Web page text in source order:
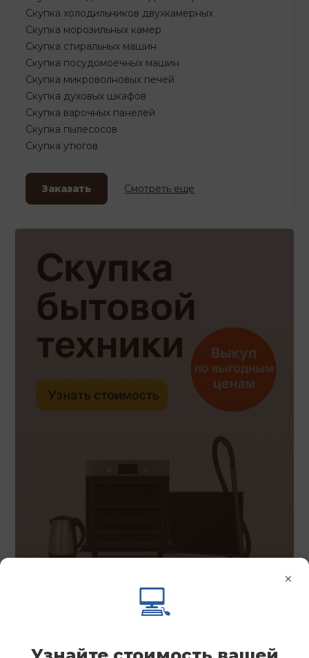
Скупка холодильников двухкамерных
Скупка морозильных камер
Скупка стиральных машин
Скупка посудомоечных машин
Скупка микроволновых печей
Скупка духовых шкафов
Скупка варочных панелей
Скупка пылесосов
Скупка утюгов
Заказать Смотреть еще
×
💻